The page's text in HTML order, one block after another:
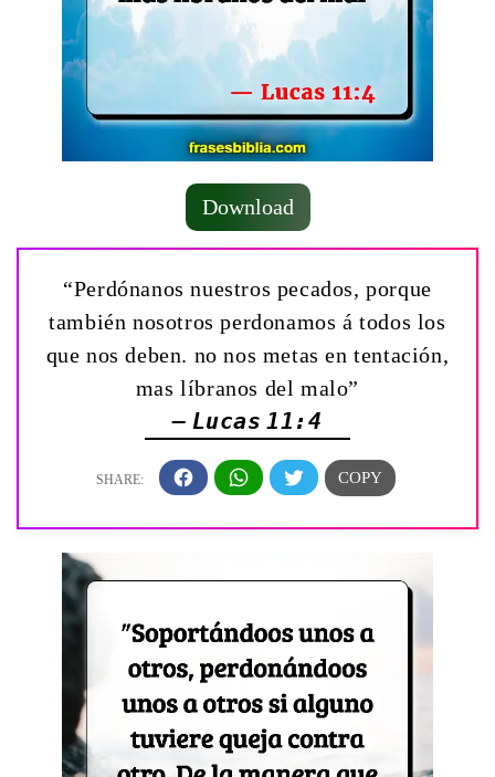
Download
“Perdónanos nuestros pecados, porque
también nosotros perdonamos á todos los
que nos deben. no nos metas en tentación,
mas líbranos del malo”
— Lucas 11:4